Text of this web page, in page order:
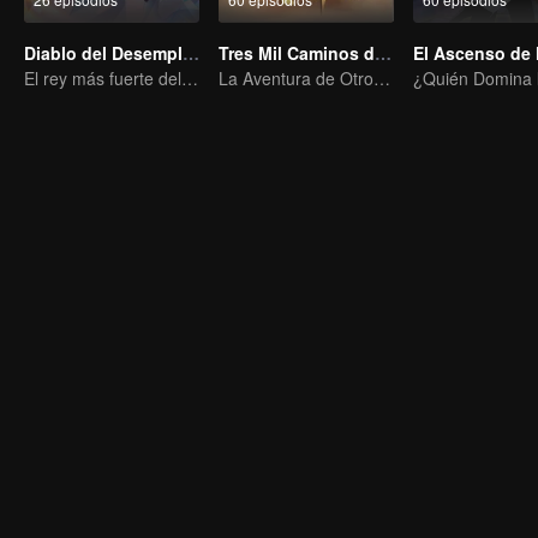
Diablo del Desempleo
El rey más fuerte del inframundo más competitivo
Tres Mil Caminos de Wu Ying
La Aventura de Otro Mundo del Yerno Viajero en el Tiempo